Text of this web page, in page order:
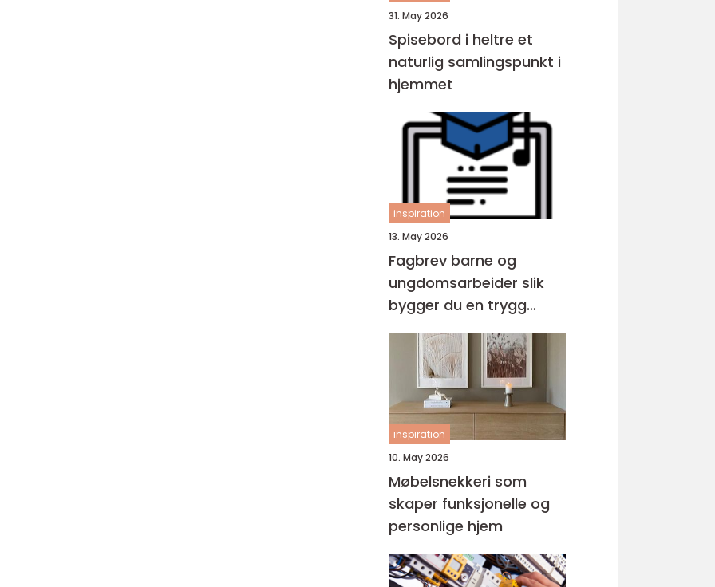
31. May 2026
Spisebord i heltre et
naturlig samlingspunkt i
hjemmet
inspiration
13. May 2026
Fagbrev barne og
ungdomsarbeider slik
bygger du en trygg
karriere med barn og
unge
inspiration
10. May 2026
Møbelsnekkeri som
skaper funksjonelle og
personlige hjem